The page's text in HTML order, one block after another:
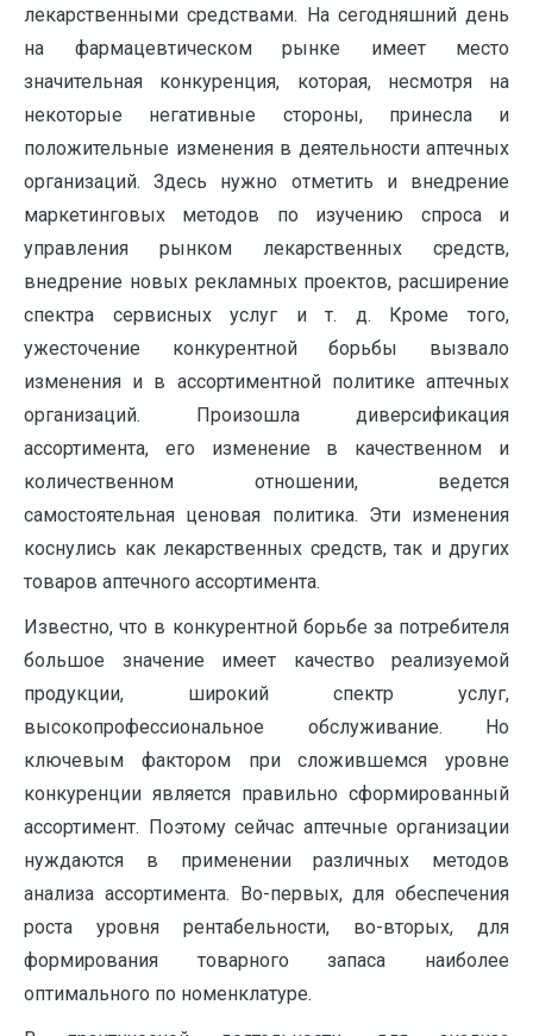
лекарственными средствами. На сегодняшний день
на фармацевтическом рынке имеет место
значительная конкуренция, которая, несмотря на
некоторые негативные стороны, принесла и
положительные изменения в деятельности аптечных
организаций. Здесь нужно отметить и внедрение
маркетинговых методов по изучению спроса и
управления рынком лекарственных средств,
внедрение новых рекламных проектов, расширение
спектра сервисных услуг и т. д. Кроме того,
ужесточение конкурентной борьбы вызвало
изменения и в ассортиментной политике аптечных
организаций. Произошла диверсификация
ассортимента, его изменение в качественном и
количественном отношении, ведется
самостоятельная ценовая политика. Эти изменения
коснулись как лекарственных средств, так и других
товаров аптечного ассортимента.
Известно, что в конкурентной борьбе за потребителя
большое значение имеет качество реализуемой
продукции, широкий спектр услуг,
высокопрофессиональное обслуживание. Но
ключевым фактором при сложившемся уровне
конкуренции является правильно сформированный
ассортимент. Поэтому сейчас аптечные организации
нуждаются в применении различных методов
анализа ассортимента. Во-первых, для обеспечения
роста уровня рентабельности, во-вторых, для
формирования товарного запаса наиболее
оптимального по номенклатуре.